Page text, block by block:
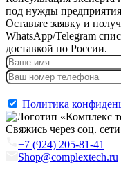
под нужды
Оставьте заявку и
WhatsApp/Telegram
доставкой по России.
Политика
Свяжись через соц. сети
+7 (924) 205-81-41
Shop@complextech.ru